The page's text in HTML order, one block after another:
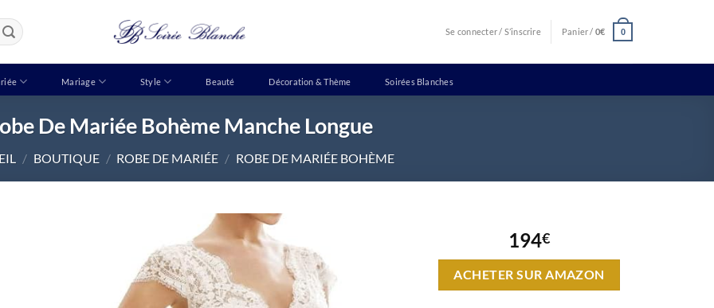
Se connecter / S’inscrire Panier / 0€ 0
Mariage Style Beauté Décoration & Thème Soirées Blanches
De Mariée Bohème Manche Longue
/ BOUTIQUE / ROBE DE MARIÉE / ROBE DE MARIÉE BOHÈME
194€
ACHETER SUR AMAZON